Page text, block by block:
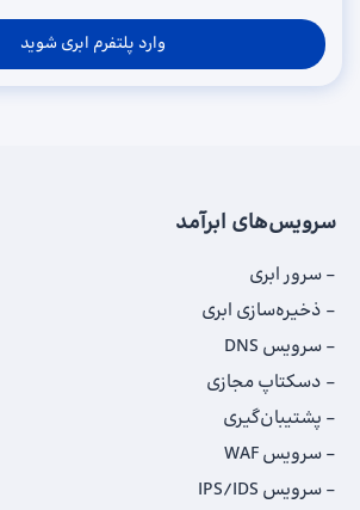
وارد پلتفرم ابری شوید
سرویس‌های ابرآمد
سرور ابری
ذخیره‌سازی ابری
سرویس DNS
دسکتاپ مجازی
پشتیبان‌گیری
سرویس WAF
سرویس IPS/IDS